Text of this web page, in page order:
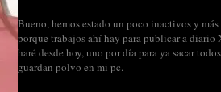
Bueno, hemos estado un poco inactivos y
porque trabajos ahí hay para publicar a diario
haré desde hoy, uno por día para ya sacar
guardan polvo en mi pc.